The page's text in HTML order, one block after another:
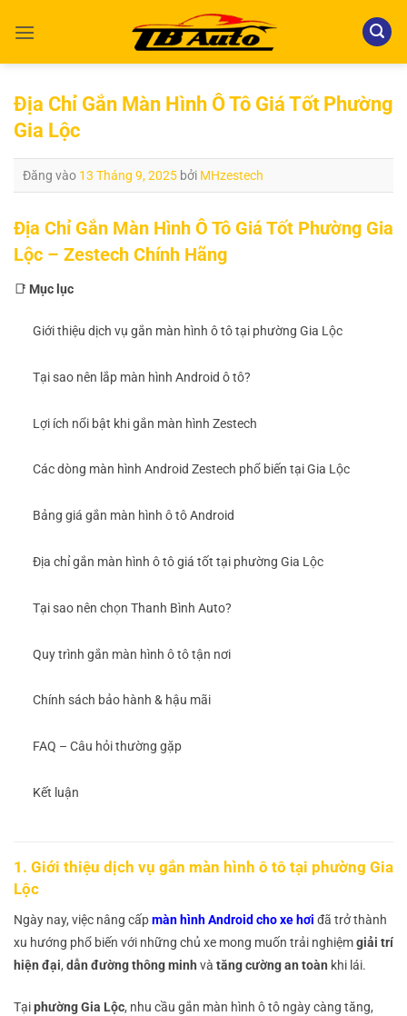
qua
Địa Chỉ Gắn Màn Hình Ô Tô Giá Tốt Phường
Gia Lộc
Đăng vào 13 Tháng 9, 2025 bởi MHzestech
Địa Chỉ Gắn Màn Hình Ô Tô Giá Tốt Phường Gia
Lộc – Zestech Chính Hãng
📑 Mục lục
Giới thiệu dịch vụ gắn màn hình ô tô tại phường Gia Lộc
Tại sao nên lắp màn hình Android ô tô?
Lợi ích nổi bật khi gắn màn hình Zestech
Các dòng màn hình Android Zestech phổ biến tại Gia Lộc
Bảng giá gắn màn hình ô tô Android
Địa chỉ gắn màn hình ô tô giá tốt tại phường Gia Lộc
Tại sao nên chọn Thanh Bình Auto?
Quy trình gắn màn hình ô tô tận nơi
Chính sách bảo hành & hậu mãi
FAQ – Câu hỏi thường gặp
Kết luận
1. Giới thiệu dịch vụ gắn màn hình ô tô tại phường Gia
Lộc
Ngày nay, việc nâng cấpmàn hình Android cho xe hơi đã trở thành
xu hướng phổ biến với những chủ xe mong muốn trải nghiệmgiải trí
hiện đại, dẫn đường thông minh và tăng cường an toàn khi lái.
Tạiphường Gia Lộc, nhu cầu gắn màn hình ô tô ngày càng tăng,